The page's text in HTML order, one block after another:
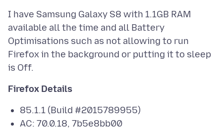
I have Samsung Galaxy S8 with 1.1GB RAM
available all the time and all Battery
Optimisations such as not allowing to run
Firefox in the background or putting it to sleep
Firefox Details
85.1.1 (Build #2015789955)
AC: 70.0.18, 7b5e8bb00